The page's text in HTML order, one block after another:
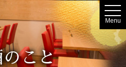
t
o
g
g
e
n
Menu
こと